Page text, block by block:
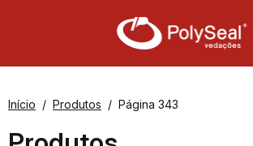
Início Produtos Página 343